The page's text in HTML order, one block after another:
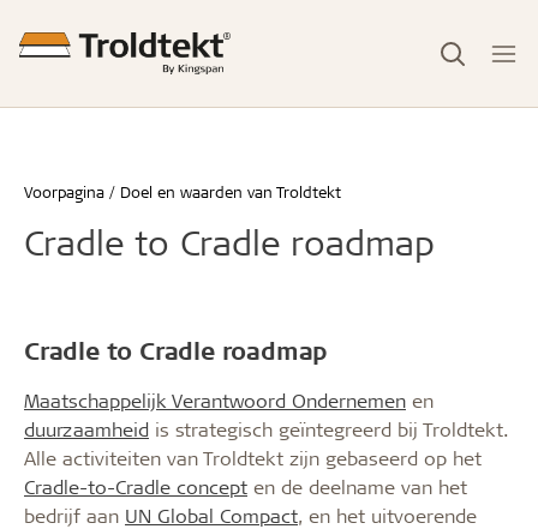
Voorpagina Doel en waarden van Troldtekt
Cradle to Cradle roadmap
Cradle to Cradle roadmap
Maatschappelijk Verantwoord Ondernemen en
duurzaamheid is strategisch geïntegreerd bij Troldtekt.
Alle activiteiten van Troldtekt zijn gebaseerd op het
Cradle-to-Cradle concept en de deelname van het
bedrijf aan UN Global Compact, en het uitvoerende